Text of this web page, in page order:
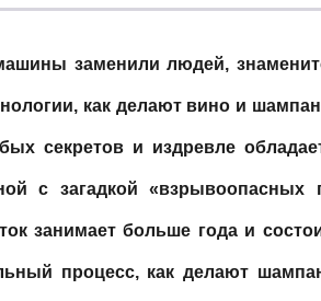
заменили людей,
как делают вино и
секретов и издревле
с загадкой «взрывоопасных
занимает больше года и
процесс, как делают